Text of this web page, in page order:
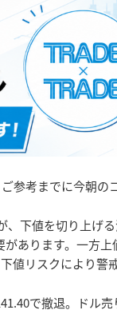
考までに今朝の
下値を切り上げ
あります。一方
値リスクにより警
で撤退。ドル